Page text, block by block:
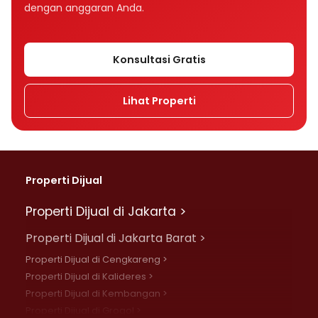
dengan anggaran Anda.
Konsultasi Gratis
Lihat Properti
Properti Dijual
Properti Dijual di Jakarta >
Properti Dijual di Jakarta Barat >
Properti Dijual di Cengkareng >
Properti Dijual di Kalideres >
Properti Dijual di Kembangan >